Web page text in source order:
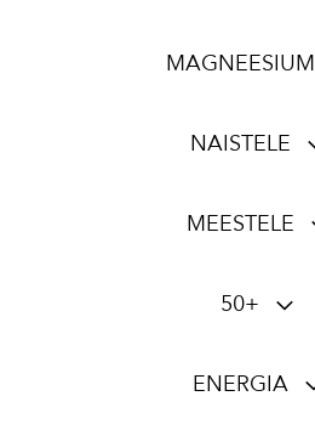
MAGNEESIUM
NAISTELE
MEESTELE
50+
ENERGIA